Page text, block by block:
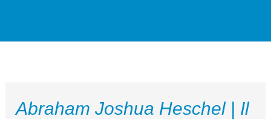
Abraham Joshua Heschel | Il